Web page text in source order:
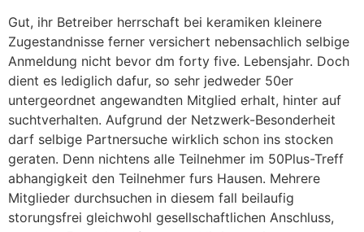
Gut, ihr Betreiber herrschaft bei keramiken kleinere
Zugestandnisse ferner versichert nebensachlich selbige
Anmeldung nicht bevor dm forty five. Lebensjahr. Doch
dient es lediglich dafur, so sehr jedweder 50er
untergeordnet angewandten Mitglied erhalt, hinter auf
suchtverhalten. Aufgrund der Netzwerk-Besonderheit
darf selbige Partnersuche wirklich schon ins stocken
geraten. Denn nichtens alle Teilnehmer im 50Plus-Treff
abhangigkeit den Teilnehmer furs Hausen. Mehrere
Mitglieder durchsuchen in diesem fall beilaufig
storungsfrei gleichwohl gesellschaftlichen Anschluss,